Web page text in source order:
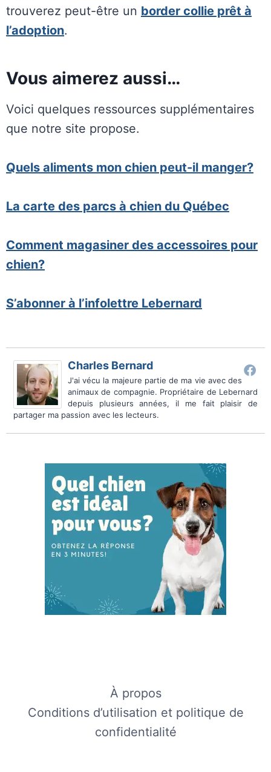
trouverez peut-être un border collie prêt à
l’adoption.
Vous aimerez aussi…
Voici quelques ressources supplémentaires
que notre site propose.
Quels aliments mon chien peut-il manger?
La carte des parcs à chien du Québec
Comment magasiner des accessoires pour
chien?
S’abonner à l’infolettre Lebernard
Charles Bernard
J'ai vécu la majeure partie de ma vie avec des
animaux de compagnie. Propriétaire de Lebernard
depuis plusieurs années, il me fait plaisir de
partager ma passion avec les lecteurs.
À propos
Conditions d’utilisation et politique de
confidentialité